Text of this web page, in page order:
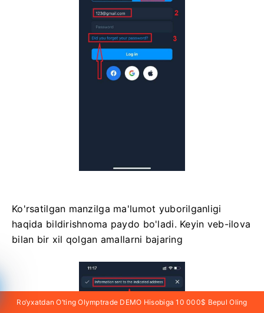
Ko'rsatilgan manzilga ma'lumot yuborilganligi
haqida bildirishnoma paydo bo'ladi. Keyin veb-ilova
bilan bir xil qolgan amallarni bajaring
Ro‘yxatdan O‘ting Olymptrade DEMO Hisobiga 10 000$ Bepul Oling